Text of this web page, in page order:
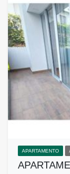
APARTAMENTO